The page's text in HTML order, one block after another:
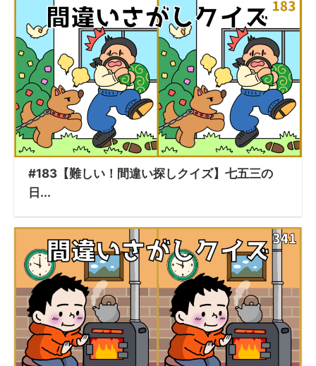
#183【難しい！間違い探しクイズ】七五三の
日...